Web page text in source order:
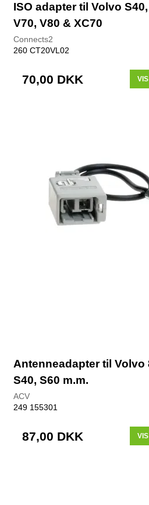
ISO adapter til Volvo
V70, V80 & XC70
Connects2
260 CT20VL02
70,00 DKK
Antenneadapter til Volvo
S40, S60 m.m.
ACV
249 155301
87,00 DKK